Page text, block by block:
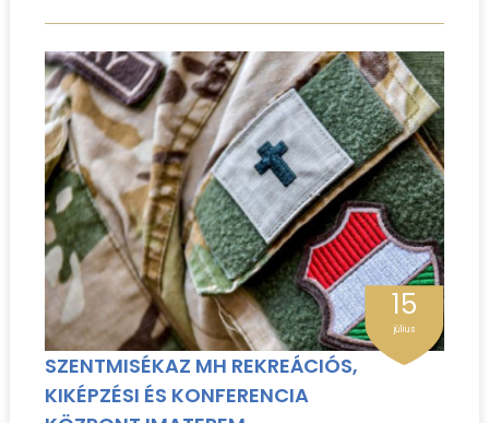
SZENTMISÉKAZ MH REKREÁCIÓS,
KIKÉPZÉSI ÉS KONFERENCIA
15
július